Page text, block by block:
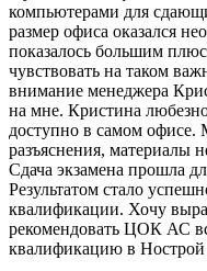
компьютерами для
размер офиса оказался
показалось большим
чувствовать на таком
внимание менеджера
на мне. Кристина
доступно в самом
разъяснения, материалы
Сдача экзамена прошла
Результатом стало
квалификации. Хочу
рекомендовать ЦОК АС
квалификацию в Нострой